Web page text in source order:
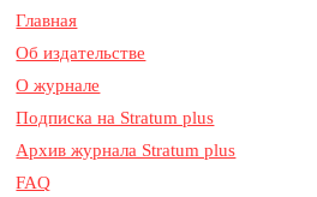
Главная
Об издательстве
О журнале
Подписка на Stratum plus
Архив журнала Stratum plus
FAQ